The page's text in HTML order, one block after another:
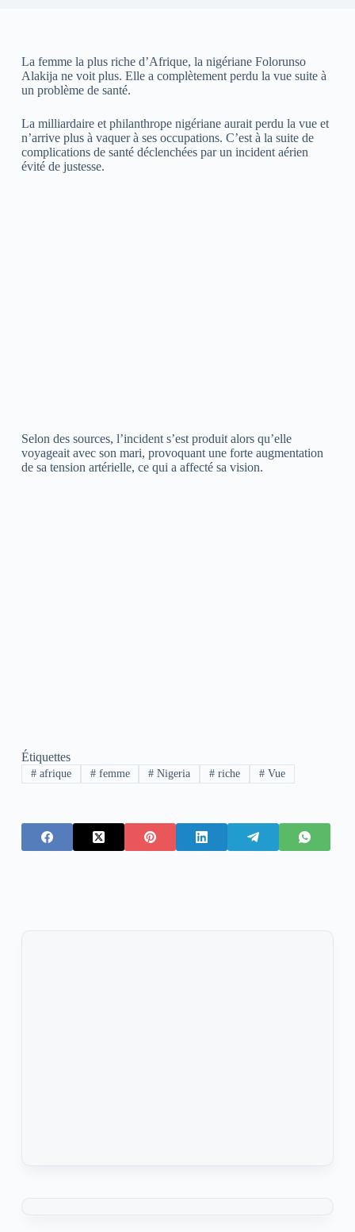
La femme la plus riche d’Afrique, la nigériane Folorunso
Alakija ne voit plus. Elle a complètement perdu la vue suite à
un problème de santé.
La milliardaire et philanthrope nigériane aurait perdu la vue et
n’arrive plus à vaquer à ses occupations. C’est à la suite de
complications de santé déclenchées par un incident aérien
évité de justesse.
Selon des sources, l’incident s’est produit alors qu’elle
voyageait avec son mari, provoquant une forte augmentation
de sa tension artérielle, ce qui a affecté sa vision.
Étiquettes
#afrique #femme # Nigeria # riche #Vue